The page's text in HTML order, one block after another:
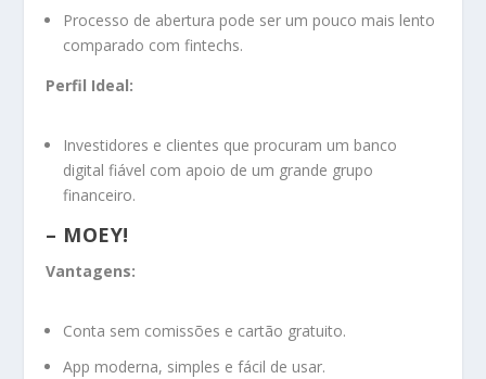
Processo de abertura pode ser um pouco mais lento
comparado com fintechs.
Perfil Ideal:
Investidores e clientes que procuram um banco
digital fiável com apoio de um grande grupo
financeiro.
– MOEY!
Vantagens:
Conta sem comissões e cartão gratuito.
App moderna, simples e fácil de usar.